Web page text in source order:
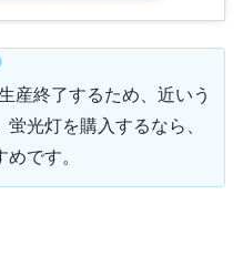
産終了するため、近いう
光灯を購入するなら、
です。